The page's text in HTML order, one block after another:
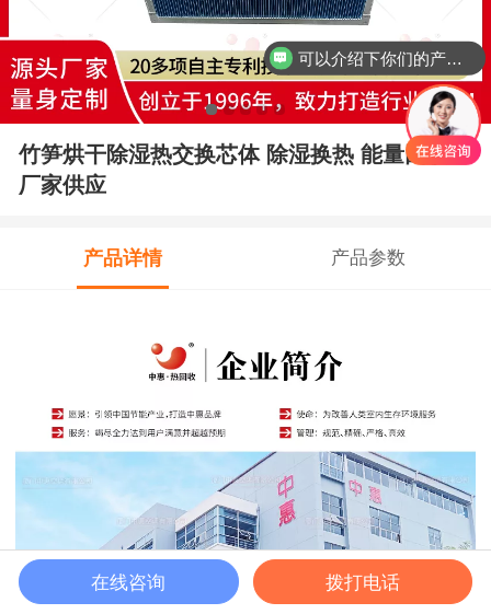
竹笋烘干除湿热交换芯体 除湿换热 能量回收
厂家供应
产品详情 产品参数
首页 客服
马上咨询
可以介绍下你们的产品么
在线咨询 拨打电话